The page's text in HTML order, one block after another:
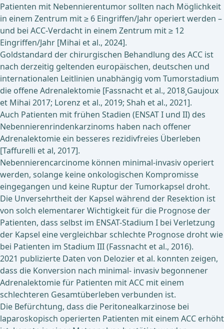
Patienten mit Nebennierentumor sollten nach Möglichkeit
in einem Zentrum mit ≥ 6 Eingriffen/Jahr operiert werden –
und bei ACC-Verdacht in einem Zentrum mit ≥ 12
Eingriffen/Jahr [Mihai et al., 2024].
Goldstandard der chirurgischen Behandlung des ACC ist
nach derzeitig geltenden europäischen, deutschen und
internationalen Leitlinien unabhängig vom Tumorstadium
die offene Adrenalektomie [Fassnacht et al., 2018¸Gaujoux
et Mihai 2017; Lorenz et al., 2019; Shah et al., 2021].
Auch Patienten mit frühen Stadien (ENSAT I und II) des
Nebennierenrindenkarzinoms haben nach offener
Adrenalektomie ein besseres rezidivfreies Überleben
[Taffurelli et al, 2017].
Nebennierencarcinome können minimal-invasiv operiert
werden, solange keine onkologischen Kompromisse
eingegangen und keine Ruptur der Tumorkapsel droht.
Die Unversehrtheit der Kapsel während der Resektion ist
von solch elementarer Wichtigkeit für die Prognose der
Patienten, dass selbst im ENSAT-Stadium I bei Verletzung
der Kapsel eine vergleichbar schlechte Prognose droht wie
bei Patienten im Stadium III (Fassnacht et al., 2016).
2021 publizierte Daten von Delozier et al. konnten zeigen,
dass die Konversion nach minimal- invasiv begonnener
Adrenalektomie für Patienten mit ACC mit einem
schlechteren Gesamtüberleben verbunden ist.
Die Befürchtung, dass die Peritonealkarzinose bei
laparoskopisch operierten Patienten mit einem ACC erhöht